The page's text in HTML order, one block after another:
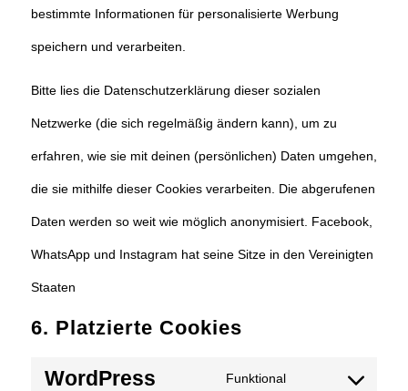
bestimmte Informationen für personalisierte Werbung
speichern und verarbeiten.
Bitte lies die Datenschutzerklärung dieser sozialen
Netzwerke (die sich regelmäßig ändern kann), um zu
erfahren, wie sie mit deinen (persönlichen) Daten umgehen,
die sie mithilfe dieser Cookies verarbeiten. Die abgerufenen
Daten werden so weit wie möglich anonymisiert. Facebook,
WhatsApp und Instagram hat seine Sitze in den Vereinigten
Staaten
6. Platzierte Cookies
WordPress Funktional